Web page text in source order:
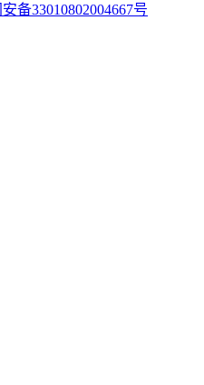
备33010802004667号